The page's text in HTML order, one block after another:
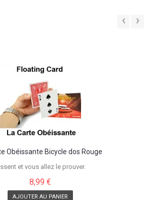
‹ ›
Obéissante Bicycle dos Rouge
et vous allez le prouver.
8,99 €
AJOUTER AU PANIER